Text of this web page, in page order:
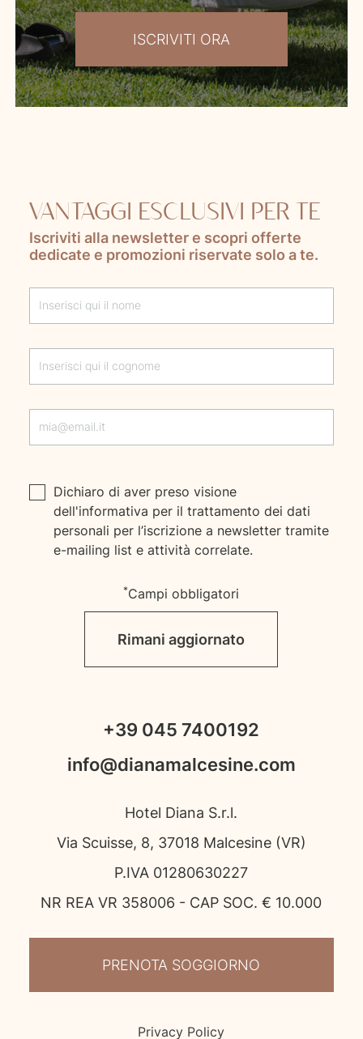
ISCRIVITI ORA
+39 045 7400192
info@dianamalcesine.com
Hotel Diana S.r.l.
Via Scuisse, 8, 37018 Malcesine (VR)
P.IVA 01280630227
NR REA VR 358006 - CAP SOC. € 10.000
PRENOTA SOGGIORNO
VANTAGGI ESCLUSIVI PER TE
Iscriviti alla newsletter e scopri offerte
dedicate e promozioni riservate solo a te.
Dichiaro di aver preso visione
dell'informativa per il trattamento dei dati
personali per l’iscrizione a newsletter tramite
e-mailing list e attività correlate.
*Campi obbligatori
Rimani aggiornato
Privacy Policy